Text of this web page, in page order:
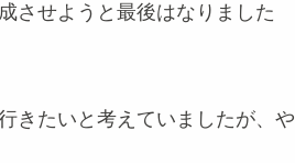
させようと最後はなりました
きたいと考えていましたが、や